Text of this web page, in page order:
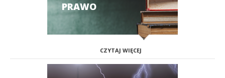
PRAWO
CZYTAJ WIĘCEJ